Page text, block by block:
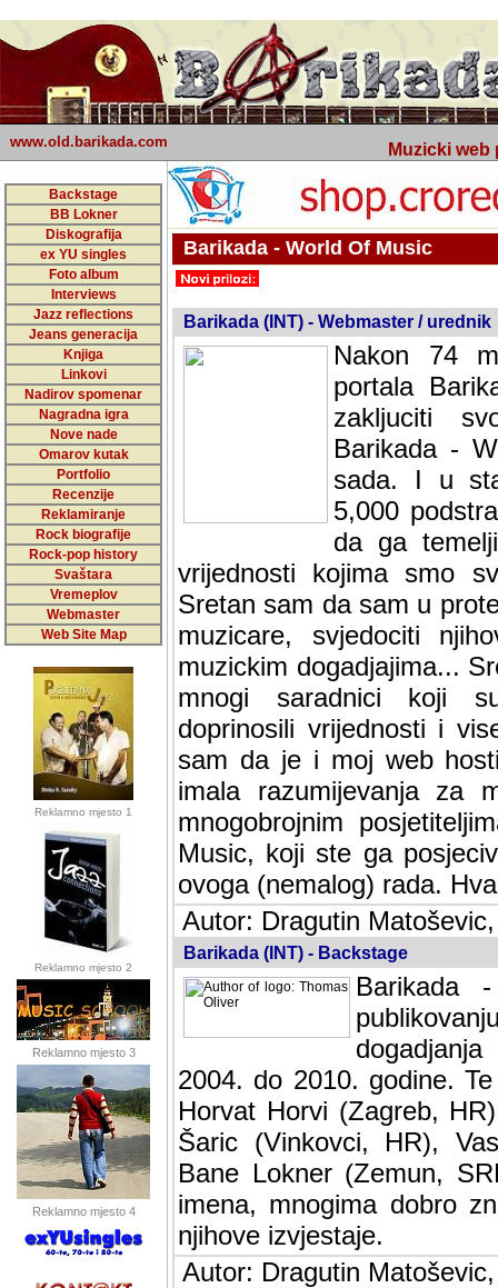
www.old.barikada.com Muzicki web
Backstage
BB Lokner
Diskografija
ex YU singles
Foto album
Interviews
Jazz reflections
Jeans generacija
Knjiga
Linkovi
Nadirov spomenar
Nagradna igra
Nove nade
Omarov kutak
Portfolio
Recenzije
Reklamiranje
Rock biografije
Rock-pop history
Svaštara
Vremeplov
Webmaster
Web Site Map
Reklamno mjesto 1
Reklamno mjesto 2
Reklamno mjesto 3
Reklamno mjesto 4
Barikada - World Of Music
Barikada (INT) - Webmaster / urednik
Nakon 74
portala
zakljuciti
Barikada -
sada. I u
5,000
da ga
vrijednosti kojima smo
Sretan sam da sam u
muzicare, svjedociti
muzickim dogadjajima...
mnogi saradnici koji
doprinosili vrijednosti i
sam da je i moj web
imala razumijevanja za
mnogobrojnim
Music, koji ste ga
ovoga (nemalog) rada.
Autor: Dragutin
Barikada (INT) - Backstage
Barikada
2004. do 2010. godine.
Horvat Horvi (Zagreb,
Šaric (Vinkovci, HR),
Bane Lokner (Zemun,
imena, mnogima dobro
njihove izvjestaje.
Autor: Dragutin